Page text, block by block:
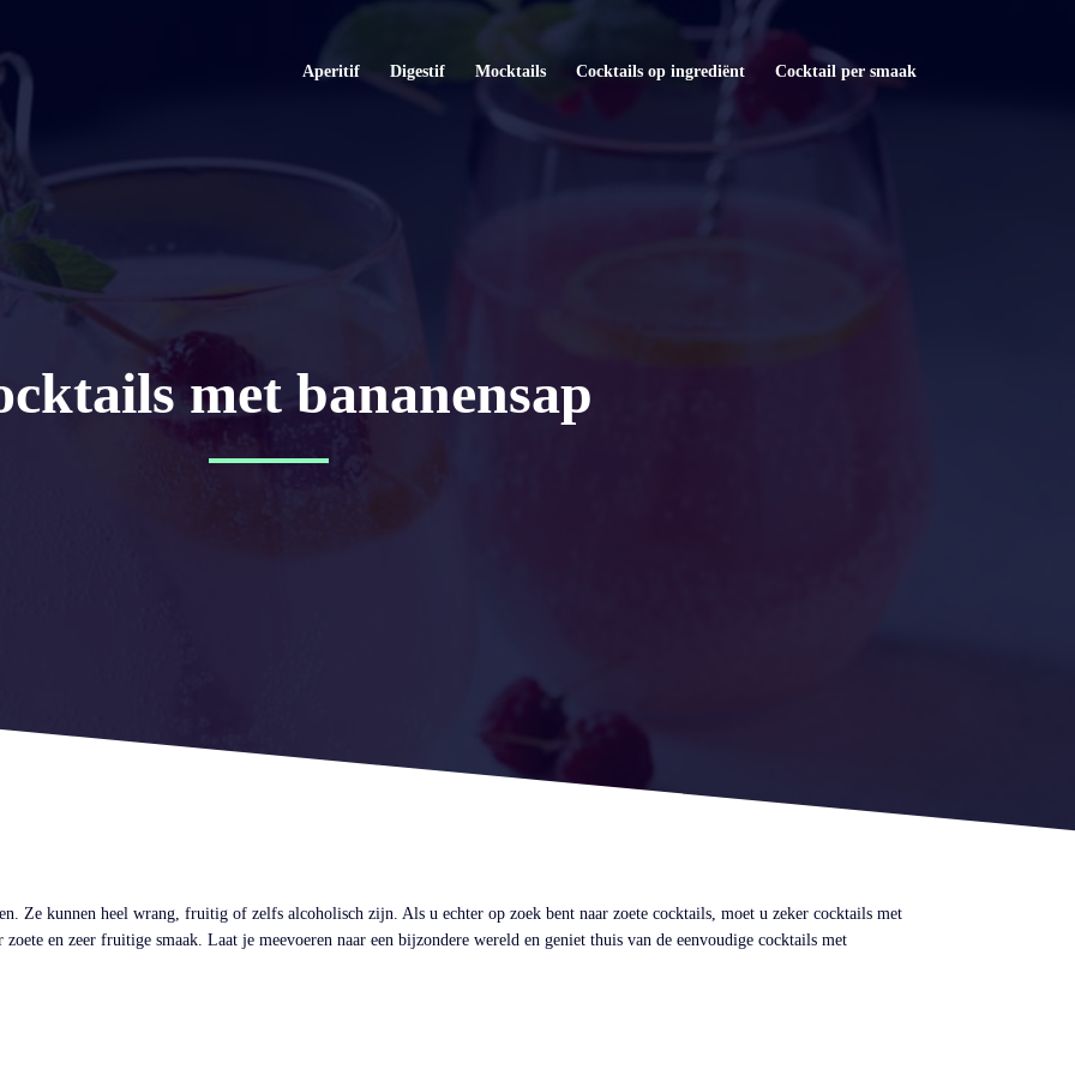
Aperitif Digestif Mocktails Cocktails op ingrediënt Cocktail per smaak
met bananensap
Ze kunnen heel wrang, fruitig of zelfs alcoholisch zijn. Als u echter op zoek bent naar zoete cocktails, moet u zeker cocktails met
zoete en zeer fruitige smaak. Laat je meevoeren naar een bijzondere wereld en geniet thuis van de eenvoudige cocktails met